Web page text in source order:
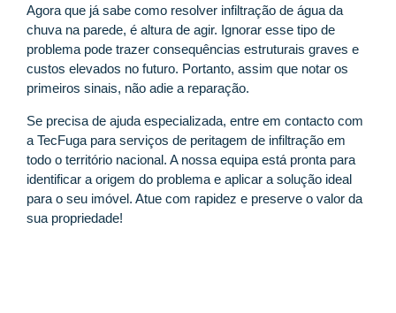
Agora que já sabe como resolver infiltração de água da
chuva na parede, é altura de agir. Ignorar esse tipo de
problema pode trazer consequências estruturais graves e
custos elevados no futuro. Portanto, assim que notar os
primeiros sinais, não adie a reparação.
Se precisa de ajuda especializada, entre em contacto com
a TecFuga para serviços de peritagem de infiltração em
todo o território nacional. A nossa equipa está pronta para
identificar a origem do problema e aplicar a solução ideal
para o seu imóvel. Atue com rapidez e preserve o valor da
sua propriedade!